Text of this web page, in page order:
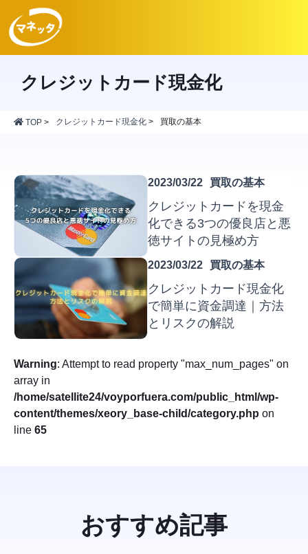
クレジットカード現金化
TOP> クレジットカード現金化> 買取の基本
2023/03/22 買取の基本
クレジットカードを現金
化できる3つの優良店と悪
徳サイトの見極め方
2023/03/22 買取の基本
クレジットカード現金化
で簡単に資金調達｜方法
とリスクの解説
Warning: Attempt to read property "max_num_pages" on
array in
/home/satellite24/voyporfuera.com/public_html/wp-
content/themes/xeory_base-child/category.php on
line 65
おすすめ記事